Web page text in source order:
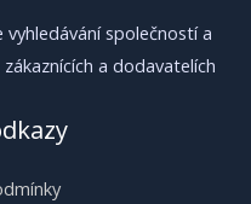
společností a
a dodavatelích